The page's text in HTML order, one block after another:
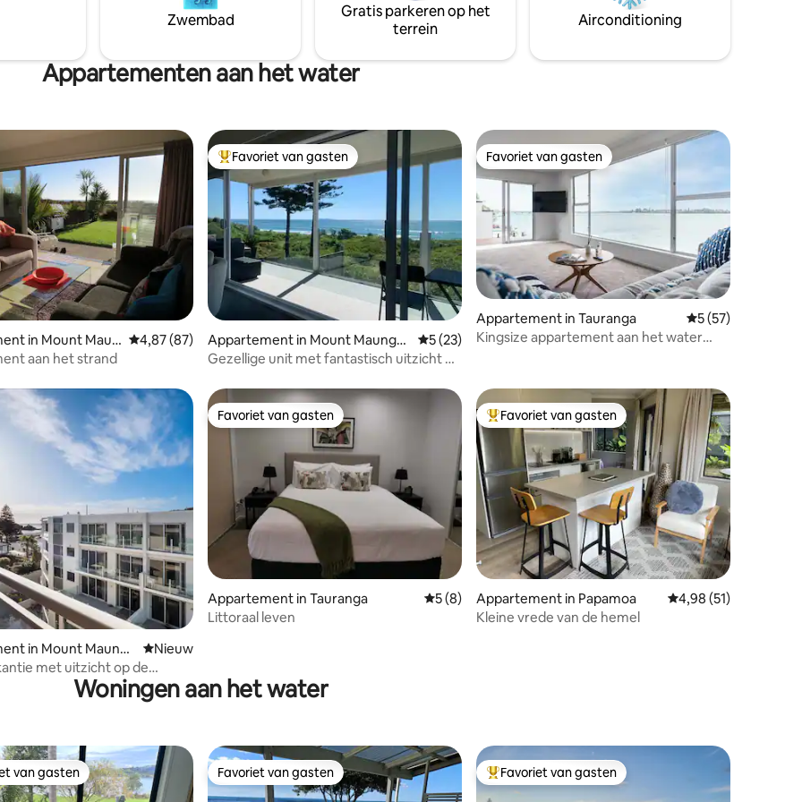
Zwembad
Gratis parkeren op het
terrein
Airconditioning
Appartementen aan het water
van 4,99 op 5, 68 recensies
in Mount Maun Gemiddelde beoordeling van 4,87 op 5, 87 recensies
4,87 (87)
aan het strand
Topfavoriet van gasten
Favoriet van gasten
Appartement in Mount Maunga
nui
Gemiddelde beoordeling van 5 op 5, 23 recensies
5 (23)
Gezellige unit met fantastisch uitzicht op
Favoriet van gasten
Favoriet van gasten
Appartement in Tauranga Gemiddelde
5 (57)
Kingsize appartement aan het water
van 4,9 op 5, 48 recensies
in Mount Maunga
Nieuwe accommodatie
Nieuw
met uitzicht op de
Appartement op de bovenste
Favoriet van gasten
Favoriet van gasten
Appartement in Tauranga Gemiddelde beoordeling van 5 op 5, 8 recensies
5 (8)
Littoraal leven
Topfavoriet van gasten
Favoriet van gasten
Appartement in Papamoa Gemiddelde
4,98 (51)
Kleine vrede van de hemel
Woningen aan het water
van gasten
van gasten Favoriet van gasten
Favoriet van gasten Topfavoriet van gasten
Favoriet van gasten